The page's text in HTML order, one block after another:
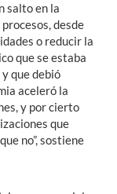
salto en la
desde
o reducir la
que se estaba
que debió
aceleró la
y por cierto
que
no”, sostiene